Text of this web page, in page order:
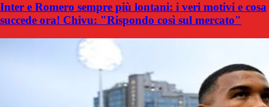
Inter e Romero sempre più lontani: i veri motivi e cosa
succede ora! Chivu: "Rispondo così sul mercato"